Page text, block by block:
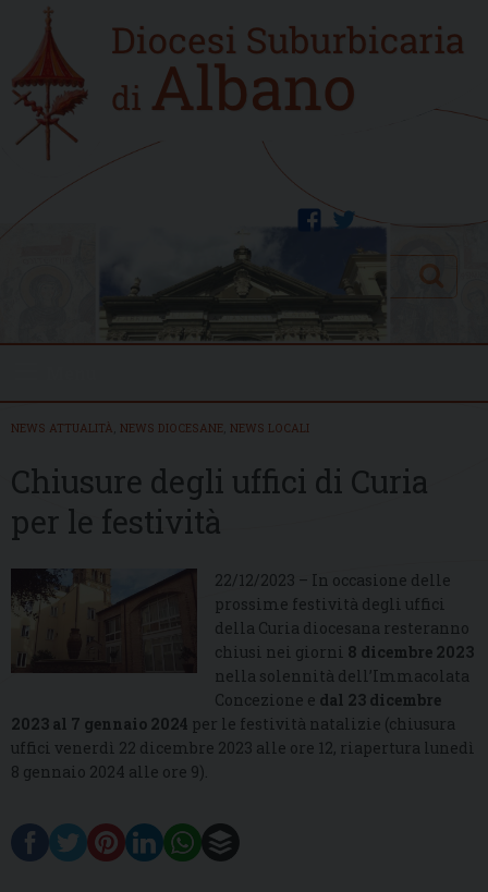
content
Home
new
twitter
facebook
Search
NEWS ATTUALITÀ NEWS DIOCESANE NEWS LOCALI
Chiusure degli uffici di Curia
per le festività
22/12/2023 – In occasione delle
prossime festività degli uffici
della Curia diocesana resteranno
chiusi nei giorni 8 dicembre 2023
nella solennità dell’Immacolata
Concezione e dal 23 dicembre
2023 al 7 gennaio 2024 per le festività natalizie (chiusura
uffici venerdì 22 dicembre 2023 alle ore 12, riapertura lunedì
8 gennaio 2024 alle ore 9).